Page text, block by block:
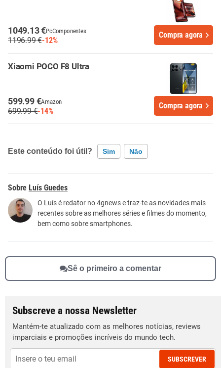
1049.13 €PcComponentes
1196.99 €-12%
Compra agora
Xiaomi POCO F8 Ultra
599.99 €Amazon
699.99 €-14%
Compra agora
Este conteúdo foi útil? Sim Não
Este conteúdo contém informação incorreta
Este conteúdo não tem a informação que procuro
Outro
Luís Guedes
O Luís é redator no 4gnews e traz-te as novidades mais
recentes sobre as melhores séries e filmes do momento,
bem como sobre smartphones.
Sê o primeiro a comentar
Subscreve a nossa Newsletter
Mantém-te atualizado com as melhores notícias, reviews
imparciais e promoções incríveis do mundo tech.
SUBSCREVER